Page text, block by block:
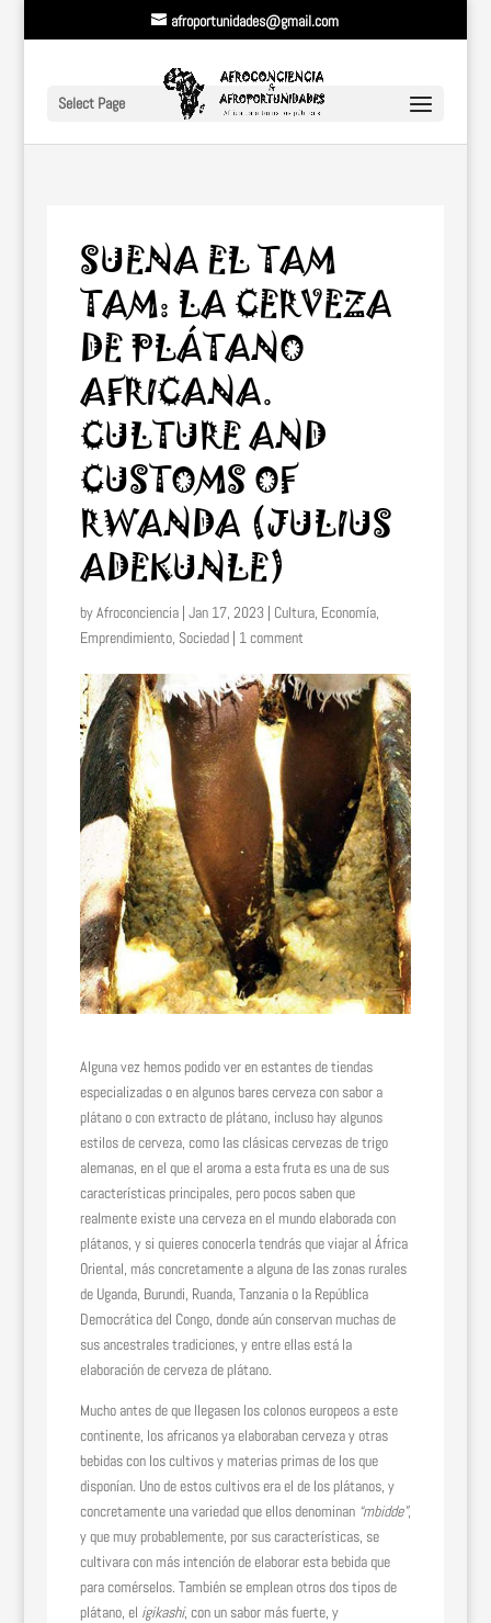
afroportunidades@gmail.com
Select Page
SUENA EL TAM
TAM: LA CERVEZA
DE PLÁTANO
AFRICANA.
CULTURE AND
CUSTOMS OF
RWANDA (JULIUS
ADEKUNLE)
byAfroconciencia| Jan 17, 2023| Cultura, Economía,
Emprendimiento, Sociedad| 1 comment
Alguna vez hemos podido ver en estantes de tiendas
especializadas o en algunos bares cerveza con sabor a
plátano o con extracto de plátano, incluso hay algunos
estilos de cerveza, como las clásicas cervezas de trigo
alemanas, en el que el aroma a esta fruta es una de sus
características principales, pero pocos saben que
realmente existe una cerveza en el mundo elaborada con
plátanos, y si quieres conocerla tendrás que viajar al África
Oriental, más concretamente a alguna de las zonas rurales
de Uganda, Burundi, Ruanda, Tanzania o la República
Democrática del Congo, donde aún conservan muchas de
sus ancestrales tradiciones, y entre ellas está la
elaboración de cerveza de plátano.
Mucho antes de que llegasen los colonos europeos a este
continente, los africanos ya elaboraban cerveza y otras
bebidas con los cultivos y materias primas de los que
disponían. Uno de estos cultivos era el de los plátanos, y
concretamente una variedad que ellos denominan “mbidde”,
y que muy probablemente, por sus características, se
cultivara con más intención de elaborar esta bebida que
para comérselos. También se emplean otros dos tipos de
plátano, el igikashi, con un sabor más fuerte, y